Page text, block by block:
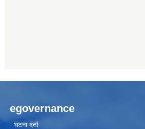
egovernance
घटना दर्ता